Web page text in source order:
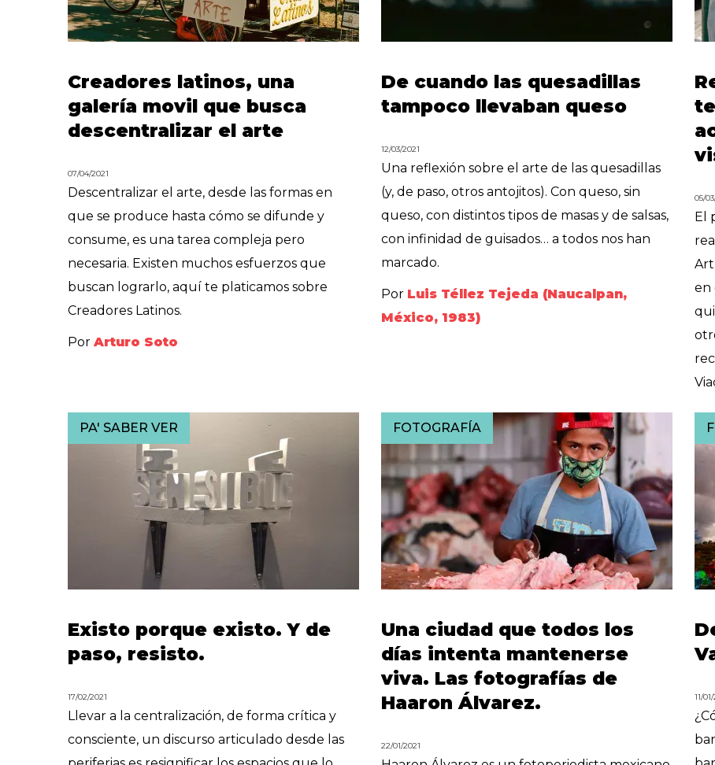
Creadores latinos, una
galería movil que busca
descentralizar el arte
07/04/2021
Descentralizar el arte, desde las formas en
que se produce hasta cómo se difunde y
consume, es una tarea compleja pero
necesaria. Existen muchos esfuerzos que
buscan lograrlo, aquí te platicamos sobre
Creadores Latinos.
PorArturo Soto
De cuando las quesadillas
tampoco llevaban queso
12/03/2021
Una reflexión sobre el arte de las quesadillas
(y, de paso, otros antojitos). Con queso, sin
queso, con distintos tipos de masas y de salsas,
con infinidad de guisados… a todos nos han
marcado.
Por Luis Téllez Tejeda (Naucalpan,
México, 1983)
05/
El
en
PA' SABER VER
Existo porque existo. Y de
paso, resisto.
17/02/2021
Llevar a la centralización, de forma crítica y
consciente, un discurso articulado desde las
FOTOGRAFÍA
Una ciudad que todos los
días intenta mantenerse
viva. Las fotografías de
Haaron Álvarez.
22/01/2021
11/